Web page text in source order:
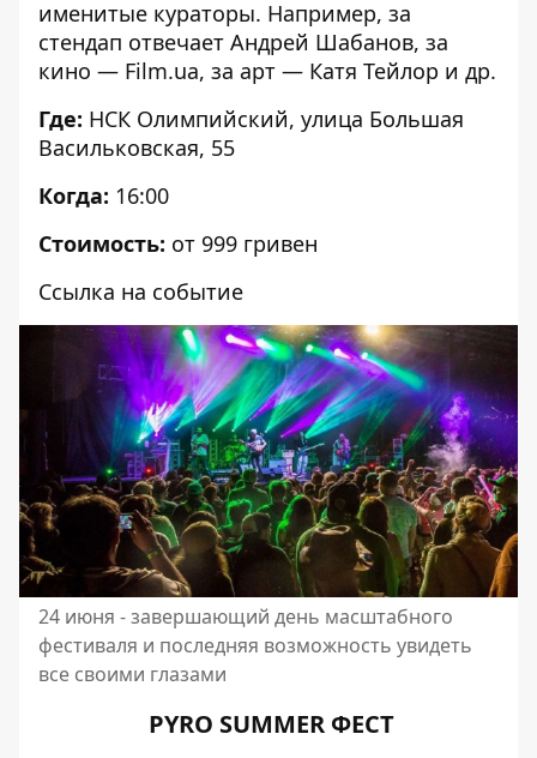
именитые кураторы. Например, за
стендап отвечает Андрей Шабанов, за
кино — Film.ua, за арт — Катя Тейлор и др.
Где: НСК Олимпийский, улица Большая
Васильковская, 55
Когда: 16:00
Стоимость: от 999 гривен
Ссылка на событие
24 июня - завершающий день масштабного
фестиваля и последняя возможность увидеть
все своими глазами
PYRO SUMMER ФЕСТ